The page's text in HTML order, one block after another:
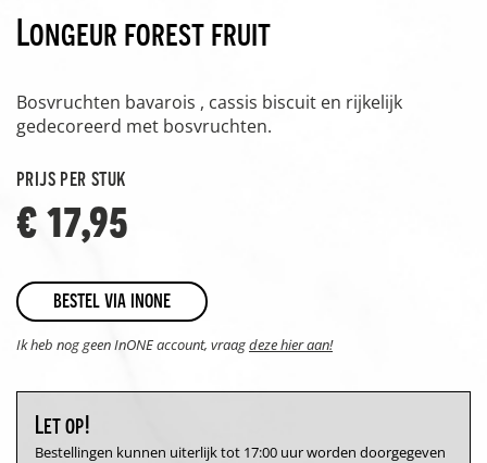
Longeur forest fruit
Bosvruchten bavarois , cassis biscuit en rijkelijk
gedecoreerd met bosvruchten.
prijs per stuk
€ 17,95
bestel via inone
Ik heb nog geen InONE account, vraagdeze hier aan!
Let op!
Bestellingen kunnen uiterlijk tot 17:00 uur worden doorgegeven